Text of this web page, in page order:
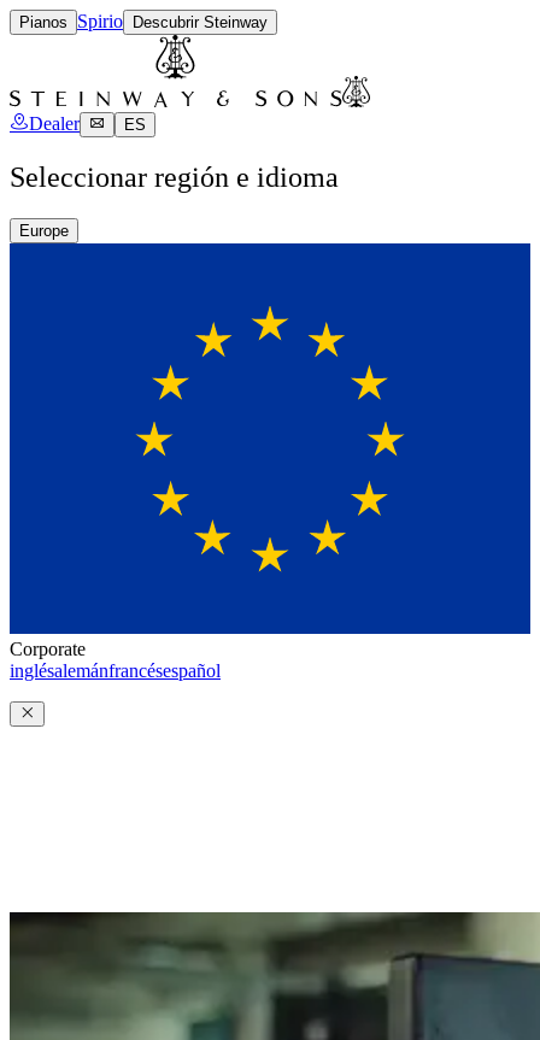
Pianos Spirio Descubrir Steinway
Dealer ES
Seleccionar región e idioma
Europe
Corporate
inglésalemánfrancésespañol